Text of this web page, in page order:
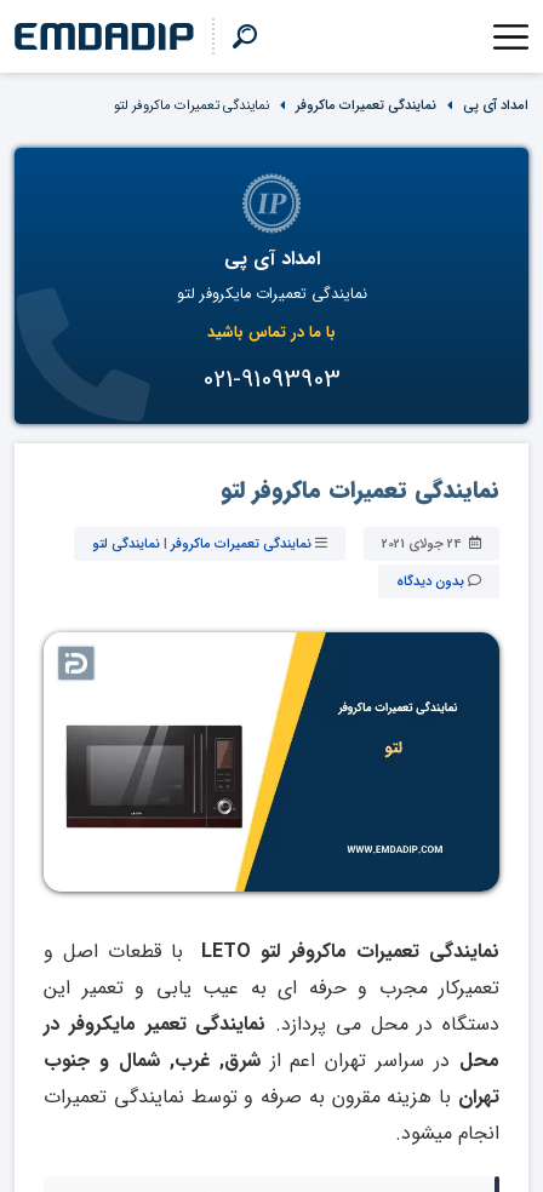
امداد آی پی نمایندگی تعمیرات ماکروفر نمایندگی تعمیرات ماکروفر لتو
امداد آی پی
نمایندگی تعمیرات مایکروفر لتو
با ما در تماس باشید
021-91093903
نمایندگی تعمیرات ماکروفر لتو
نمایندگی تعمیرات ماکروفر |نمایندگی لتو
بدون دیدگاه
نمایندگی تعمیرات ماکروفر لتو LETO
با قطعات اصل و
تعمیرکار مجرب و حرفه ای به عیب یابی و تعمیر این
دستگاه در محل می پردازد. نمایندگی تعمیر مایکروفر در
محل در سراسر تهران اعم ازشرق, غرب, شمال و جنوب
تهران با هزینه مقرون به صرفه و توسط نمایندگی تعمیرات
انجام میشود.